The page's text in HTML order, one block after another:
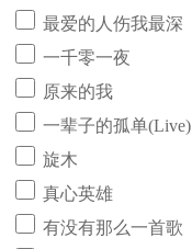
最爱的人伤我最深
一千零一夜
原来的我
一辈子的孤单(Live)
旋木
真心英雄
有没有那么一首歌